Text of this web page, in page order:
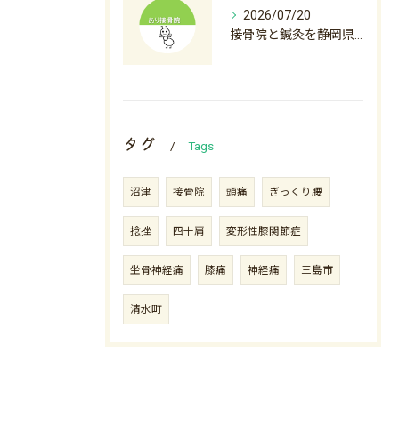
2026/07/20
タグ Tags
沼津 接骨院 頭痛 ぎっくり腰
捻挫 四十肩 変形性膝関節症
坐骨神経痛 膝痛 神経痛 三島市
清水町